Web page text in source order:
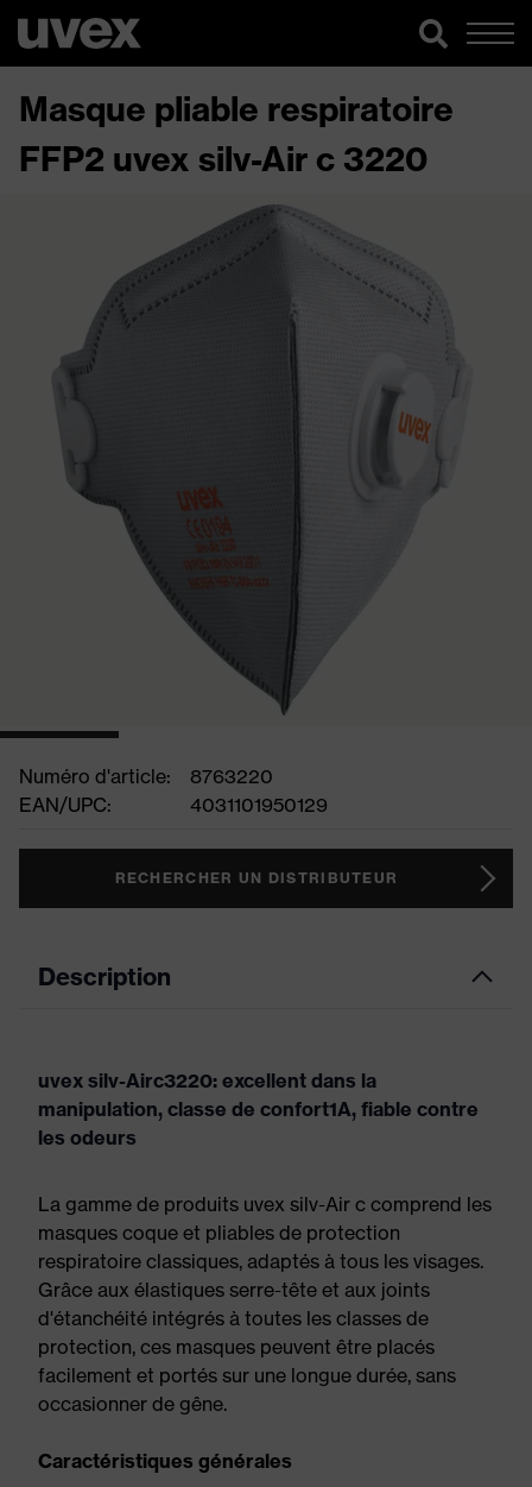
Masque pliable respiratoire
FFP2 uvex silv-Air c 3220
Numéro d'article:
8763220
EAN/UPC:
4031101950129
RECHERCHER UN DISTRIBUTEUR
Description
uvex silv-Airc3220: excellent dans la
manipulation, classe de confort1A, fiable contre
les odeurs
La gamme de produits uvex silv-Air c comprend les
masques coque et pliables de protection
respiratoire classiques, adaptés à tous les visages.
Grâce aux élastiques serre-tête et aux joints
d'étanchéité intégrés à toutes les classes de
protection, ces masques peuvent être placés
facilement et portés sur une longue durée, sans
occasionner de gêne.
Caractéristiques générales